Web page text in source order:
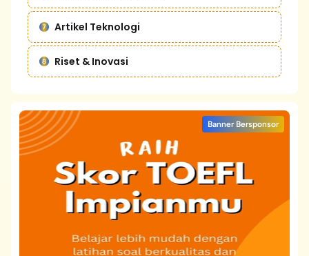
Artikel Teknologi
Riset & Inovasi
Banner Bersponsor